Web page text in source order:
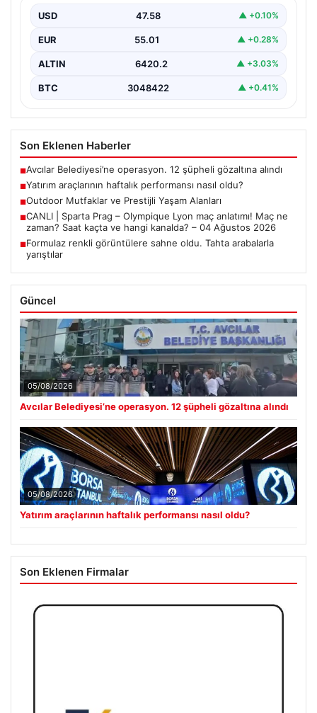
USD 47.58 ▲ +0.10%
EUR 55.01 ▲ +0.28%
ALTIN 6420.2 ▲ +3.03%
BTC 3048422 ▲ +0.41%
Son Eklenen Haberler
■Avcılar Belediyesi’ne operasyon. 12 şüpheli gözaltına alındı
■Yatırım araçlarının haftalık performansı nasıl oldu?
■Outdoor Mutfaklar ve Prestijli Yaşam Alanları
■CANLI | Sparta Prag – Olympique Lyon maç anlatımı! Maç ne
zaman? Saat kaçta ve hangi kanalda? – 04 Ağustos 2026
■Formulaz renkli görüntülere sahne oldu. Tahta arabalarla
yarıştılar
Güncel
05/08/2026
Avcılar Belediyesi’ne operasyon. 12 şüpheli gözaltına alındı
05/08/2026
Yatırım araçlarının haftalık performansı nasıl oldu?
Son Eklenen Firmalar